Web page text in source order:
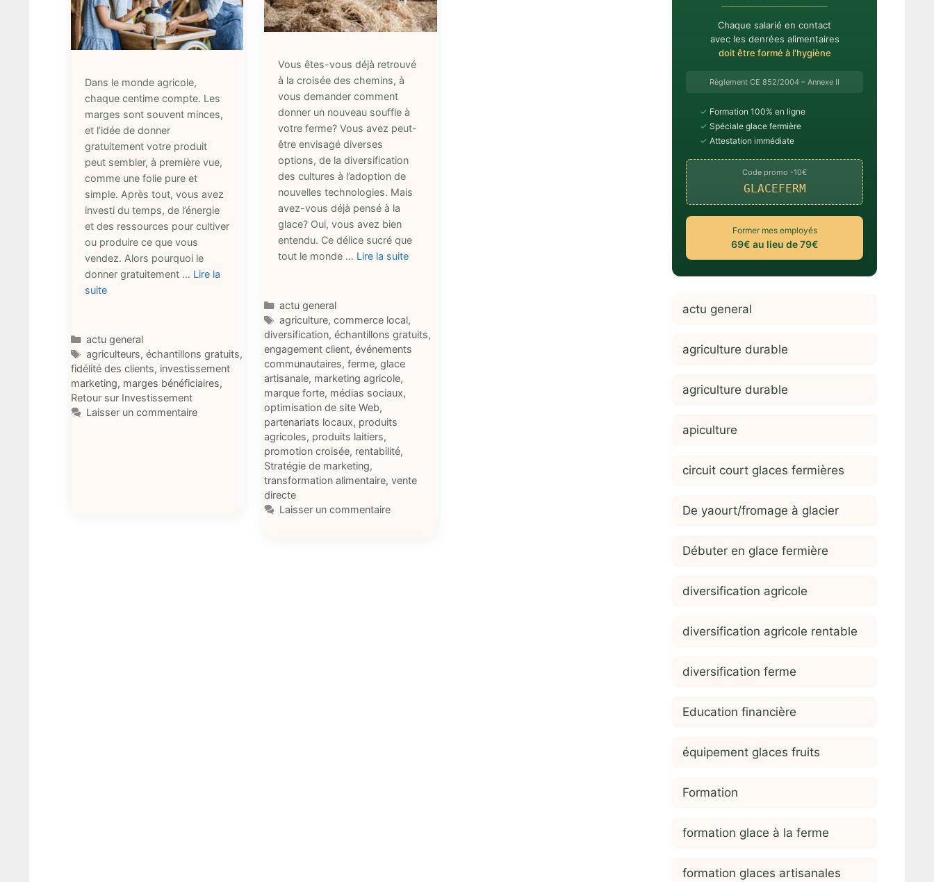
Dans le monde agricole,
chaque centime compte. Les
marges sont souvent minces,
et l’idée de donner
gratuitement votre produit
peut sembler, à première vue,
comme une folie pure et
simple. Après tout, vous avez
investi du temps, de l’énergie
et des ressources pour cultiver
ou produire ce que vous
vendez. Alors pourquoi le
donner gratuitement … Lire la
suite
Catégories
actu general
Étiquettes
agriculteurs, échantillons gratuits,
fidélité des clients, investissement
marketing, marges bénéficiaires,
Retour sur Investissement
Laisser un commentaire
Vous êtes-vous déjà retrouvé
à la croisée des chemins, à
vous demander comment
donner un nouveau souffle à
votre ferme? Vous avez peut-
être envisagé diverses
options, de la diversification
des cultures à l’adoption de
nouvelles technologies. Mais
avez-vous déjà pensé à la
glace? Oui, vous avez bien
entendu. Ce délice sucré que
tout le monde … Lire la suite
Catégories
actu general
Étiquettes
agriculture, commerce local,
diversification,échantillons gratuits,
engagement client,événements
communautaires,ferme,glace
artisanale, marketing agricole,
marque forte, médias sociaux,
optimisation de site Web,
partenariats locaux, produits
agricoles, produits laitiers,
promotion croisée, rentabilité,
Stratégie de marketing,
transformation alimentaire,vente
directe
Laisser un commentaire
Chaque salarié en contact
avec les denrées alimentaires
doit être formé à l'hygiène
Règlement CE 852/2004 – Annexe II
✓ Formation 100% en ligne
✓ Spéciale glace fermière
✓ Attestation immédiate
Code promo -10€
GLACEFERM
Former mes employés
69€ au lieu de 79€
actu general
agriculture durable
agriculture durable
apiculture
circuit court glaces fermières
De yaourt/fromage à glacier
Débuter en glace fermière
diversification agricole
diversification agricole rentable
diversification ferme
Education financière
équipement glaces fruits
Formation
formation glace à la ferme
formation glaces artisanales